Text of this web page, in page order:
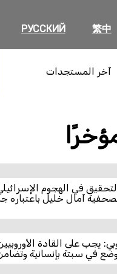
繁中
РУССКИЙ
آخر المستجدات
في الهجوم
آمال خليل باعتباره
يجب على القادة
في سبتة بإنسانية